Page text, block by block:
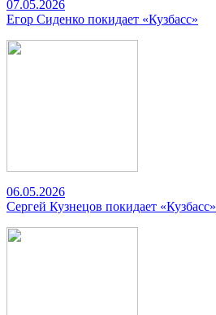
07.05.2026
Егор Сиденко покидает «Кузбасс»
06.05.2026
Сергей Кузнецов покидает «Кузбасс»